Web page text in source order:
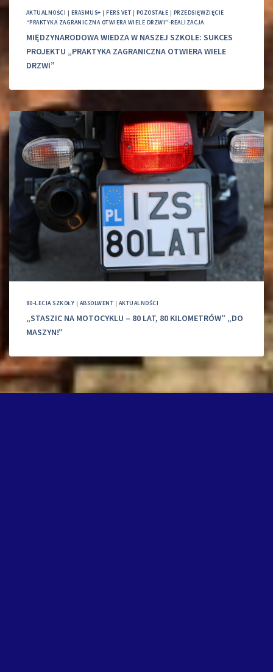
AKTUALNOŚCI | ERASMUS+ |FERS VET | POZOSTAŁE | PRZEDSIĘWZIĘCIE
“PRAKTYKA ZAGRANICZNA OTWIERA WIELE DRZWI”-REALIZACJA
MIĘDZYNARODOWA WIEDZA W NASZEJ SZKOLE: SUKCES
PROJEKTU „PRAKTYKA ZAGRANICZNA OTWIERA WIELE
DRZWI”
80-LECIA SZKOŁY | ABSOLWENT | AKTUALNOŚCI
„STASZIC NA MOTOCYKLU – 80 LAT, 80 KILOMETRÓW” „DO
MASZYN!”